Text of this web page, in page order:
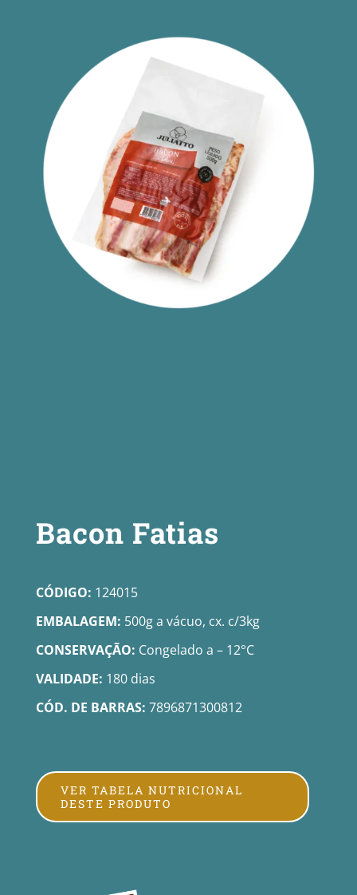
Bacon Fatias
CÓDIGO: 124015
EMBALAGEM: 500g a vácuo, cx. c/3kg
CONSERVAÇÃO: Congelado a – 12°C
VALIDADE: 180 dias
CÓD. DE BARRAS: 7896871300812
VER TABELA NUTRICIONAL
DESTE PRODUTO